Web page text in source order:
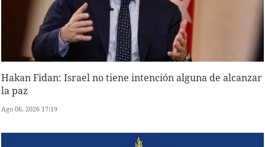
Hakan Fidan: Israel no tiene intención alguna de alcanzar
la paz
Ago 06, 2026 17:19